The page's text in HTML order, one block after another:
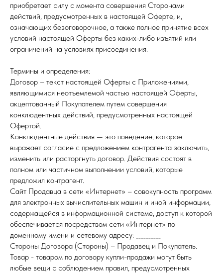
приобретает силу с момента совершения Сторонами
действий, предусмотренных в настоящей Оферте, и,
означающих безоговорочное, а также полное принятие всех
условий настоящей Оферты без каких-либо изъятий или
ограничений на условиях присоединения.
Термины и определения:
Договор – текст настоящей Оферты с Приложениями,
являющимися неотъемлемой частью настоящей Оферты,
акцептованный Покупателем путем совершения
конклюдентных действий, предусмотренных настоящей
Офертой.
Конклюдентные действия — это поведение, которое
выражает согласие с предложением контрагента заключить,
изменить или расторгнуть договор. Действия состоят в
полном или частичном выполнении условий, которые
предложил контрагент.
Сайт Продавца в сети «Интернет» – совокупность программ
для электронных вычислительных машин и иной информации,
содержащейся в информационной системе, доступ к которой
обеспечивается посредством сети «Интернет» по
доменному имени и сетевому адресу: __________
Стороны Договора (Стороны) – Продавец и Покупатель.
Товар - товаром по договору купли-продажи могут быть
любые вещи с соблюдением правил, предусмотренных